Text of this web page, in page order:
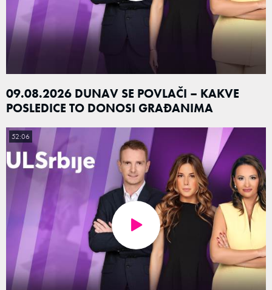
09.08.2026 DUNAV SE POVLAČI – KAKVE
POSLEDICE TO DONOSI GRAĐANIMA
52:06